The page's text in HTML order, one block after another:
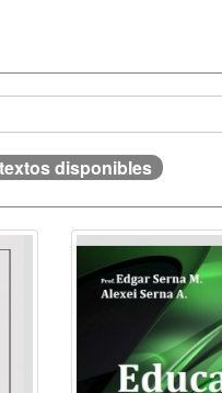
textos disponibles